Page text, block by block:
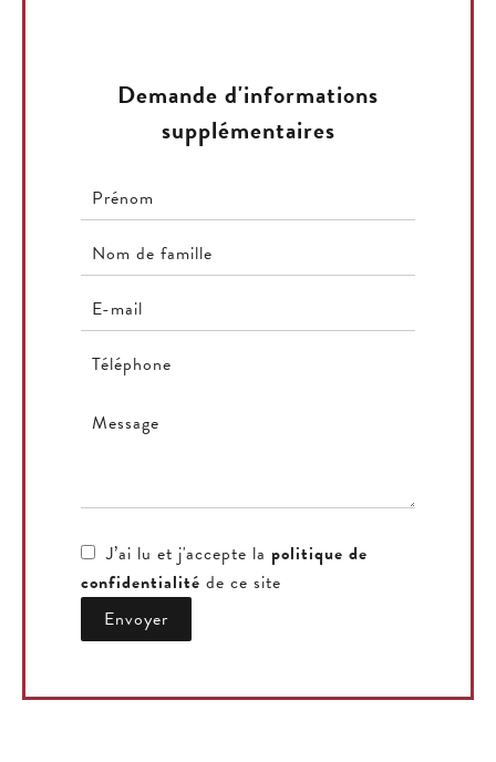
Demande d'informations
supplémentaires
J’ai lu et j'accepte la politique de
confidentialité de ce site
Envoyer